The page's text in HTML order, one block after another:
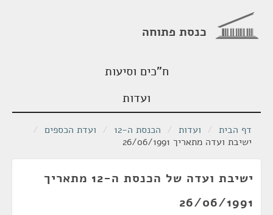
כנסת פתוחה
ח"כים וסיעות
ועדות
דף הבית / ועדות / הכנסת ה-12 / ועדת הכספים /
ישיבת ועדה מתאריך 26/06/1991
ישיבת ועדה של הכנסת ה-12 מתאריך
26/06/1991